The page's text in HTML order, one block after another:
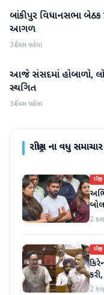
રાષ્ટ્રીય
બાંકીપુર વિધાનસભા બેઠક
આગળ
3 દિવસ પહેલા
રાષ્ટ્રીય
આજે સંસદમાં હોબાળો,
સ્થગિત
3 દિવસ પહેલા
રાષ્ટ્રીયના વધુ સમાચાર
રાષ્ટ્રીય
2
રાષ્ટ્રીય
કરી
2